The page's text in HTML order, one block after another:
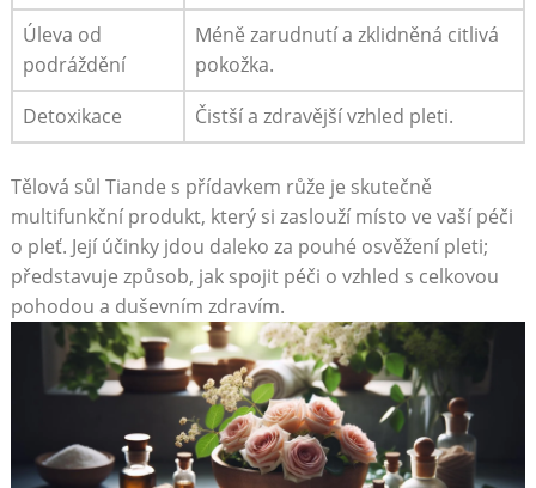
Úleva od
podráždění
Méně zarudnutí a zklidněná citlivá‌
pokožka.
Detoxikace
Čistší a⁣ zdravější ‌vzhled pleti.
Tělová sůl Tiande s‍ přídavkem růže ‌je skutečně
multifunkční‌ produkt, který si ‌zaslouží ​místo ve vaší péči
o⁣ pleť. Její účinky jdou daleko⁣ za pouhé osvěžení pleti;
představuje způsob, ⁢jak⁤ spojit⁤ péči ‌o vzhled s celkovou⁤
pohodou‍ a duševním zdravím.